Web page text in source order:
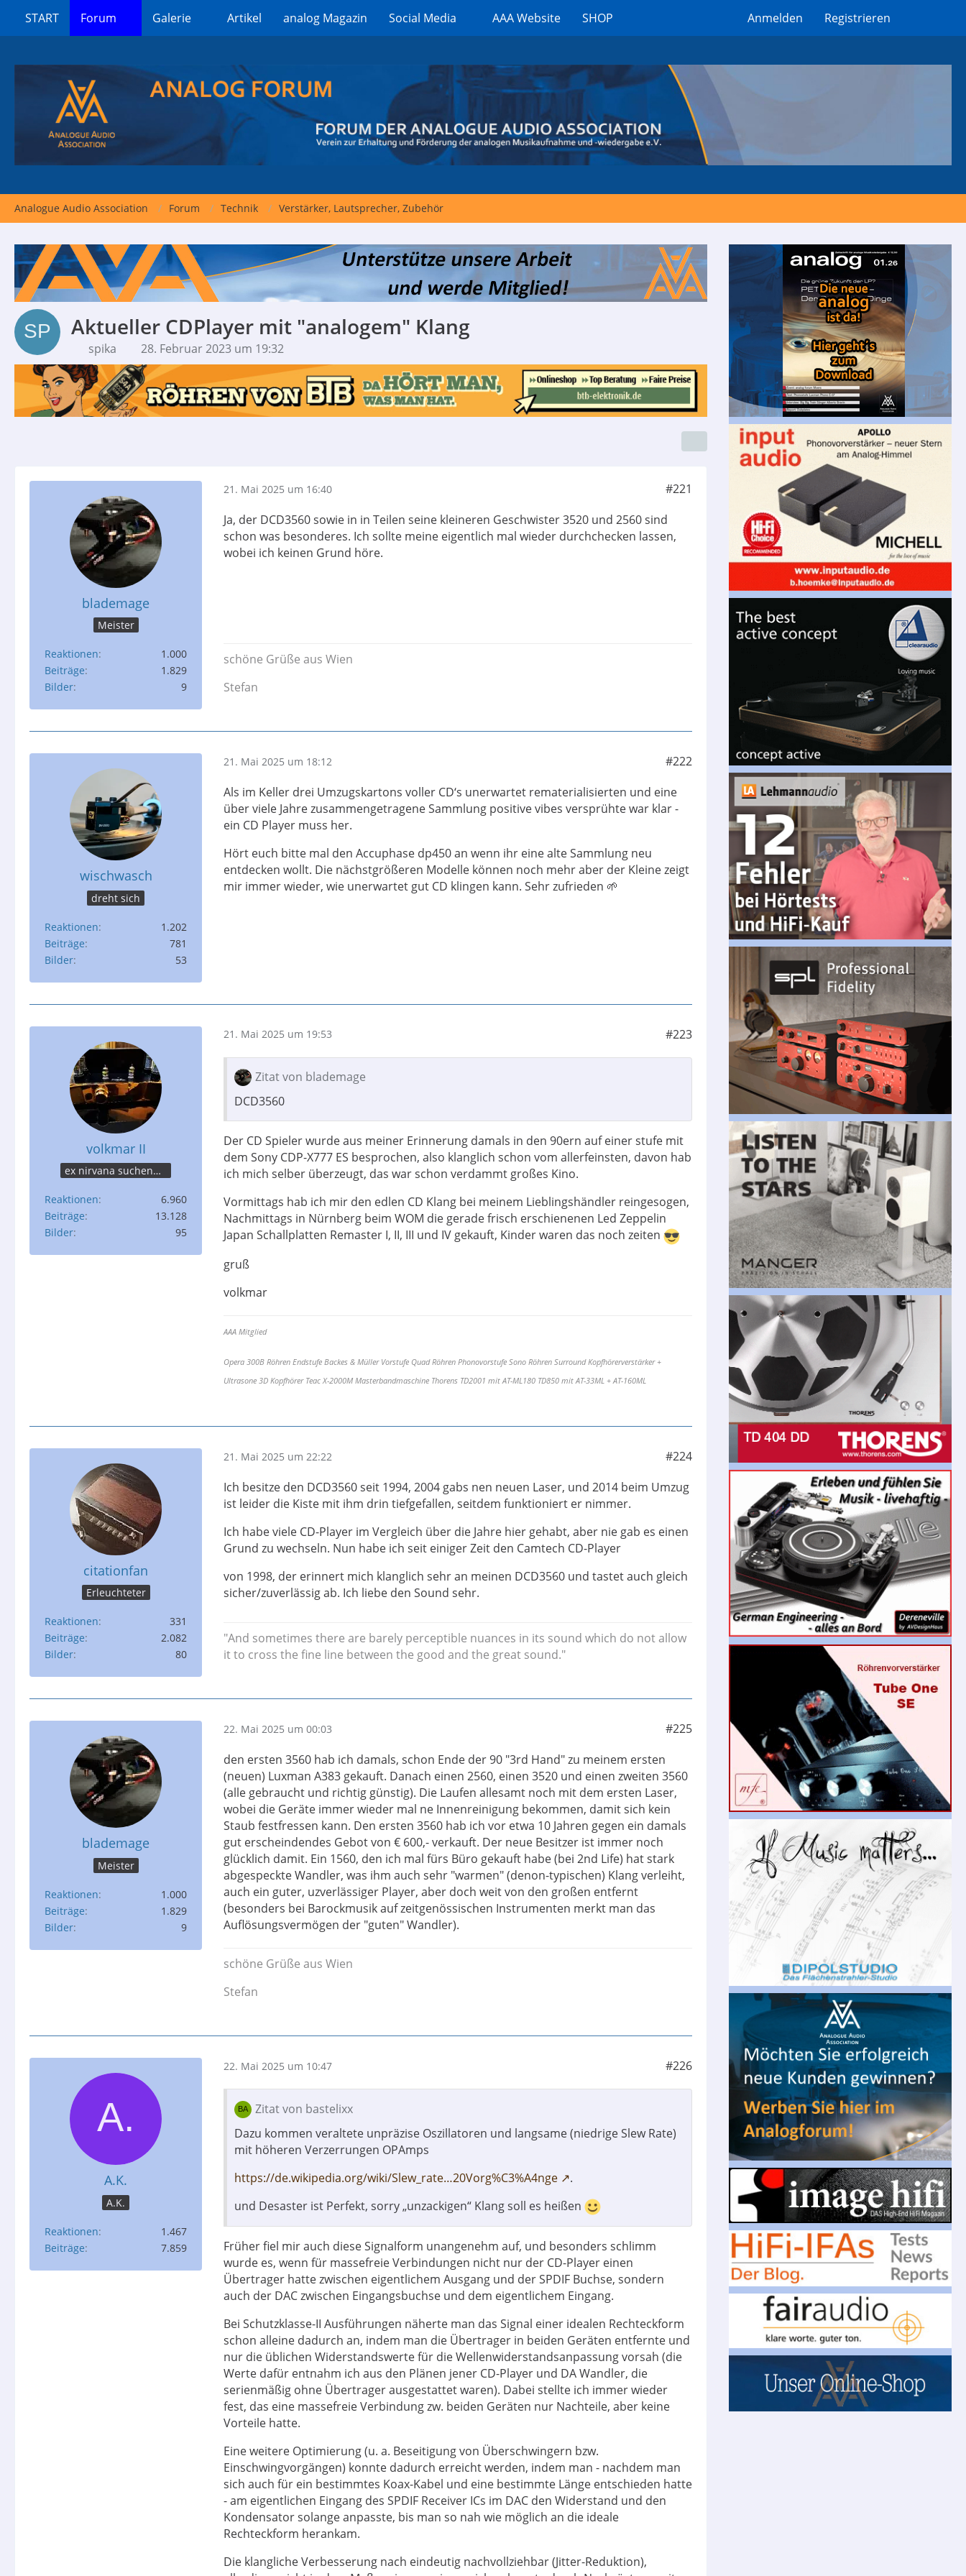
START Forum Galerie Artikel analog Magazin Social Media AAA Website SHOP Anmelden Registrieren
Analogue Audio Association Forum Technik Verstärker, Lautsprecher, Zubehör
Aktueller CDPlayer mit "analogem" Klang
spika 28. Februar 2023 um 19:32
blademage
Meister
Reaktionen
1.000
Beiträge
1.829
Bilder
9
21. Mai 2025 um 16:40
#221
Ja, der DCD3560 sowie in in Teilen seine kleineren Geschwister 3520 und 2560 sind
schon was besonderes. Ich sollte meine eigentlich mal wieder durchchecken lassen,
wobei ich keinen Grund höre.
schöne Grüße aus Wien
Stefan
wischwasch
dreht sich
Reaktionen
1.202
Beiträge
781
Bilder
53
21. Mai 2025 um 18:12
#222
Als im Keller drei Umzugskartons voller CD‘s unerwartet rematerialisierten und eine
über viele Jahre zusammengetragene Sammlung positive vibes versprühte war klar -
ein CD Player muss her.
Hört euch bitte mal den Accuphase dp450 an wenn ihr eine alte Sammlung neu
entdecken wollt. Die nächstgrößeren Modelle können noch mehr aber der Kleine zeigt
mir immer wieder, wie unerwartet gut CD klingen kann. Sehr zufrieden 🌱
volkmar II
ex nirvana suchender
Reaktionen
6.960
Beiträge
13.128
Bilder
95
21. Mai 2025 um 19:53 #223
Zitat von blademage
DCD3560
Der CD Spieler wurde aus meiner Erinnerung damals in den 90ern auf einer stufe mit
dem Sony CDP-X777 ES besprochen, also klanglich schon vom allerfeinsten, davon hab
ich mich selber überzeugt, das war schon verdammt großes Kino.
Vormittags hab ich mir den edlen CD Klang bei meinem Lieblingshändler reingesogen,
Nachmittags in Nürnberg beim WOM die gerade frisch erschienenen Led Zeppelin
Japan Schallplatten Remaster I, II, III und IV gekauft, Kinder waren das noch zeiten
gruß
volkmar
AAA Mitglied
Opera 300B Röhren Endstufe Backes & Müller Vorstufe Quad Röhren Phonovorstufe Sono Röhren Surround Kopfhörerverstärker +
Ultrasone 3D Kopfhörer Teac X-2000M Masterbandmaschine Thorens TD2001 mit AT-ML180 TD850 mit AT-33ML + AT-160ML
citationfan
Erleuchteter
Reaktionen
331
Beiträge
2.082
Bilder
80
21. Mai 2025 um 22:22
#224
Ich besitze den DCD3560 seit 1994, 2004 gabs nen neuen Laser, und 2014 beim Umzug
ist leider die Kiste mit ihm drin tiefgefallen, seitdem funktioniert er nimmer.
Ich habe viele CD-Player im Vergleich über die Jahre hier gehabt, aber nie gab es einen
Grund zu wechseln. Nun habe ich seit einiger Zeit den Camtech CD-Player
von 1998, der erinnert mich klanglich sehr an meinen DCD3560 und tastet auch gleich
sicher/zuverlässig ab. Ich liebe den Sound sehr.
"And sometimes there are barely perceptible nuances in its sound which do not allow
it to cross the fine line between the good and the great sound."
blademage
Meister
Reaktionen
1.000
Beiträge
1.829
Bilder
9
22. Mai 2025 um 00:03
#225
den ersten 3560 hab ich damals, schon Ende der 90 "3rd Hand" zu meinem ersten
(neuen) Luxman A383 gekauft. Danach einen 2560, einen 3520 und einen zweiten 3560
(alle gebraucht und richtig günstig). Die Laufen allesamt noch mit dem ersten Laser,
wobei die Geräte immer wieder mal ne Innenreinigung bekommen, damit sich kein
Staub festfressen kann. Den ersten 3560 hab ich vor etwa 10 Jahren gegen ein damals
gut erscheindendes Gebot von € 600,- verkauft. Der neue Besitzer ist immer noch
glücklich damit. Ein 1560, den ich mal fürs Büro gekauft habe (bei 2nd Life) hat stark
abgespeckte Wandler, was ihm auch sehr "warmen" (denon-typischen) Klang verleiht,
auch ein guter, uzverlässiger Player, aber doch weit von den großen entfernt
(besonders bei Barockmusik auf zeitgenössischen Instrumenten merkt man das
Auflösungsvermögen der "guten" Wandler).
schöne Grüße aus Wien
Stefan
A.K.
A.K.
Reaktionen
1.467
Beiträge
7.859
22. Mai 2025 um 10:47 #226
Zitat von bastelixx
Dazu kommen veraltete unpräzise Oszillatoren und langsame (niedrige Slew Rate)
mit höheren Verzerrungen OPAmps
https://de.wikipedia.org/wiki/Slew_rate…20Vorg%C3%A4nge
.
und Desaster ist Perfekt, sorry „unzackigen“ Klang soll es heißen
Früher fiel mir auch diese Signalform unangenehm auf, und besonders schlimm
wurde es, wenn für massefreie Verbindungen nicht nur der CD-Player einen
Übertrager hatte zwischen eigentlichem Ausgang und der SPDIF Buchse, sondern
auch der DAC zwischen Eingangsbuchse und dem eigentlichem Eingang.
Bei Schutzklasse-II Ausführungen näherte man das Signal einer idealen Rechteckform
schon alleine dadurch an, indem man die Übertrager in beiden Geräten entfernte und
nur die üblichen Widerstandswerte für die Wellenwiderstandsanpassung vorsah (die
Werte dafür entnahm ich aus den Plänen jener CD-Player und DA Wandler, die
serienmäßig ohne Übertrager ausgestattet waren). Dabei stellte ich immer wieder
fest, das eine massefreie Verbindung zw. beiden Geräten nur Nachteile, aber keine
Vorteile hatte.
Eine weitere Optimierung (u. a. Beseitigung von Überschwingern bzw.
Einschwingvorgängen) konnte dadurch erreicht werden, indem man - nachdem man
sich auch für ein bestimmtes Koax-Kabel und eine bestimmte Länge entschieden hatte
- am eigentlichen Eingang des SPDIF Receiver ICs im DAC den Widerstand und den
Kondensator solange anpasste, bis man so nah wie möglich an die ideale
Rechteckform herankam.
Die klangliche Verbesserung nach eindeutig nachvollziehbar (Jitter-Reduktion),